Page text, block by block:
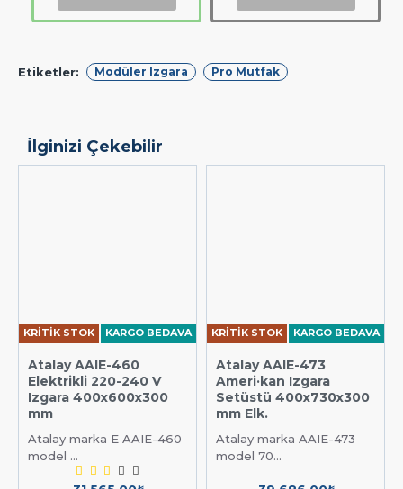
Etiketler: Modüler Izgara Pro Mutfak
İlginizi Çekebilir
KARGO BEDAVA
KRİTİK STOK
Atalay AAIE-460
Elektrikli 220-240 V
Izgara 400x600x300
mm
Atalay marka E AAIE-460
model ...
KARGO BEDAVA
KRİTİK STOK
Atalay AAIE-473
Ameri·kan Izgara
Setüstü 400x730x300
mm Elk.
Atalay marka AAIE-473
model 70...